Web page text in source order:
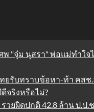
พ "จุ๋ม นุสรา" พ่อแม่ทำใจ
ยรับทราบข้อหา-ท้า คสช.
จริงหรือไม่?
วยผิดปกติ 42.8 ล้าน ป.ป.